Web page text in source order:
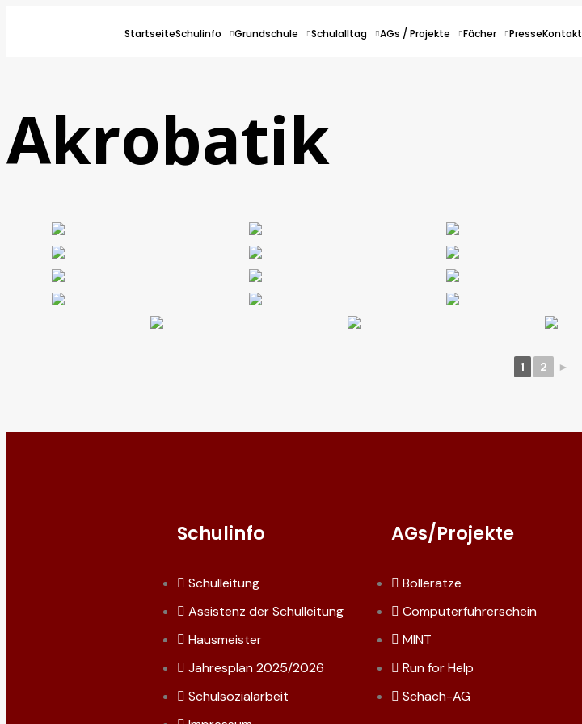
StartseiteSchulinfo Grundschule Schulalltag AGs / Projekte Fächer PresseKontakt
Akrobatik
1 2 ►
Schulinfo
Schulleitung
Assistenz der Schulleitung
Hausmeister
Jahresplan 2025/2026
Schulsozialarbeit
AGs/Projekte
Bolleratze
Computerführerschein
MINT
Run for Help
Schach-AG